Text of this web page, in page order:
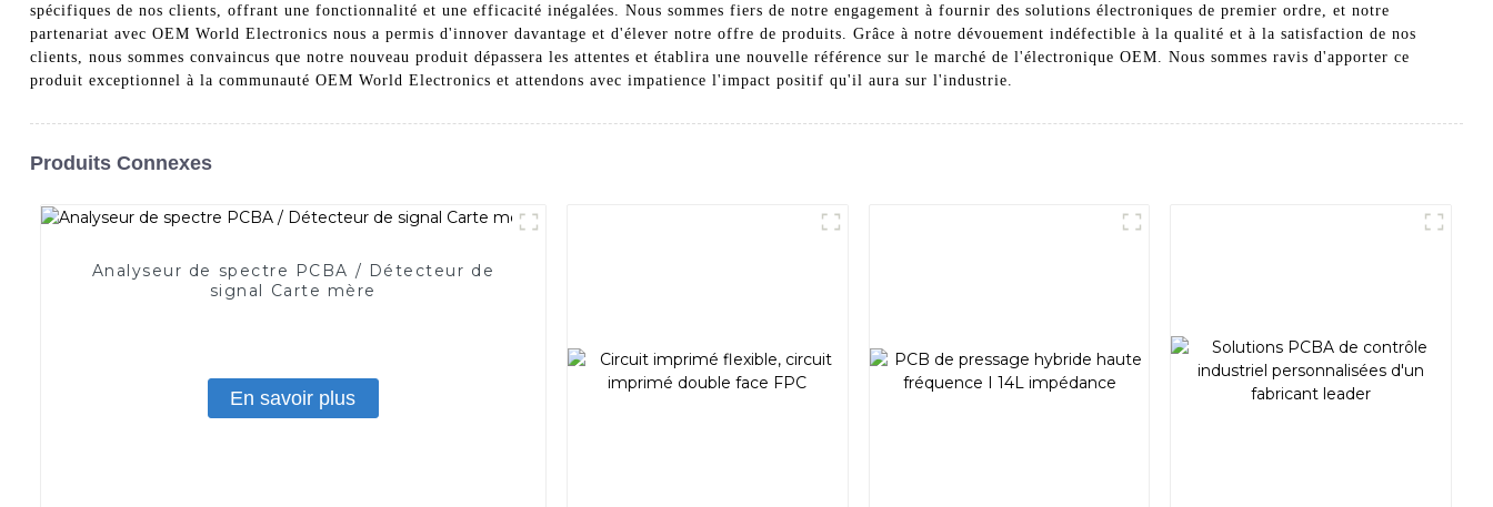
spécifiques de nos clients, offrant une fonctionnalité et une efficacité inégalées. Nous sommes fiers de notre engagement à fournir des solutions électroniques de premier ordre, et notre
partenariat avec OEM World Electronics nous a permis d'innover davantage et d'élever notre offre de produits. Grâce à notre dévouement indéfectible à la qualité et à la satisfaction de nos
clients, nous sommes convaincus que notre nouveau produit dépassera les attentes et établira une nouvelle référence sur le marché de l'électronique OEM. Nous sommes ravis d'apporter ce
produit exceptionnel à la communauté OEM World Electronics et attendons avec impatience l'impact positif qu'il aura sur l'industrie.
Produits Connexes
Analyseur de spectre PCBA / Détecteur de
signal Carte mère
En savoir plus